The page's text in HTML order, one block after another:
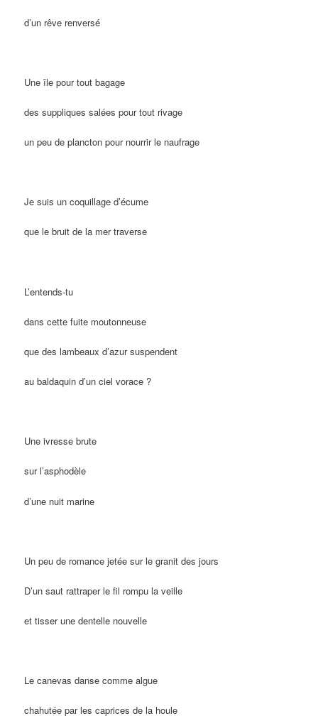
d’un rêve renversé
Une île pour tout bagage
des suppliques salées pour tout rivage
un peu de plancton pour nourrir le naufrage
Je suis un coquillage d’écume
que le bruit de la mer traverse
L’entends-tu
dans cette fuite moutonneuse
que des lambeaux d’azur suspendent
au baldaquin d’un ciel vorace ?
Une ivresse brute
sur l’asphodèle
d’une nuit marine
Un peu de romance jetée sur le granit des jours
D’un saut rattraper le fil rompu la veille
et tisser une dentelle nouvelle
Le canevas danse comme algue
chahutée par les caprices de la houle